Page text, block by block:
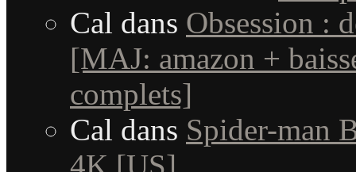
Cal dans Obsession :
[MAJ: amazon +
complets]
Cal dans Spider-man
4K [US]